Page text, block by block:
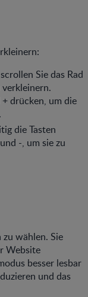
Sie das Rad
drücken, um die
die Tasten
-, um sie zu
wählen. Sie
Website
besser lesbar
und das